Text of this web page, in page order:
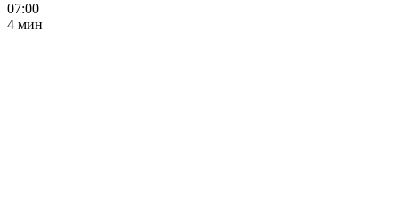
07:00
4 мин